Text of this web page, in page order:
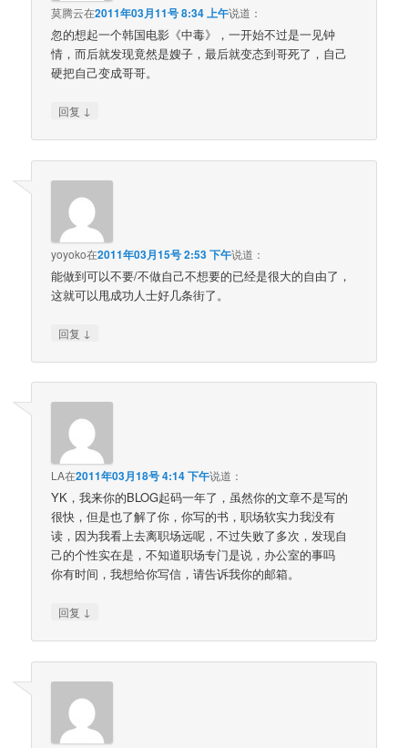
莫腾云在2011年03月11号 8:34 上午说道：
忽的想起一个韩国电影《中毒》，一开始不过是一见钟
情，而后就发现竟然是嫂子，最后就变态到哥死了，自己
硬把自己变成哥哥。
回复 ↓
yoyoko在2011年03月15号 2:53 下午说道：
能做到可以不要/不做自己不想要的已经是很大的自由了，
这就可以甩成功人士好几条街了。
回复 ↓
LA在2011年03月18号 4:14 下午说道：
YK，我来你的BLOG起码一年了，虽然你的文章不是写的
很快，但是也了解了你，你写的书，职场软实力我没有
读，因为我看上去离职场远呢，不过失败了多次，发现自
己的个性实在是，不知道职场专门是说，办公室的事吗
你有时间，我想给你写信，请告诉我你的邮箱。
回复 ↓